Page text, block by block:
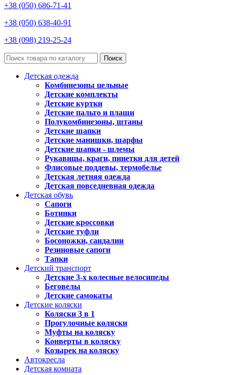
+38 (050) 686-71-41
+38 (050) 638-40-91
+38 (098) 219-25-24
Поиск
Детская одежда
Комбинезоны цельные
Детские комплекты
Детские куртки
Детские пальто и плащи
Полукомбинезоны, штаны
Детские шапки
Детские манишки, шарфы
Детские шапки - шлемы
Рукавицы, краги, пинетки для детей
Флисовые поддевы, термобелье
Детская летняя одежда
Детская повседневная одежда
Детская обувь
Сапоги
Ботинки
Детские кроссовки
Детские туфли
Босоножки, сандалии
Резиновые сапоги
Тапки
Детский транспорт
Детские 3-х колесные велосипеды
Беговелы
Детские самокаты
Детские коляски
Коляски 3 в 1
Прогулочные коляски
Муфты на коляску
Конверты в коляску
Козырек на коляску
Автокресла
Детская комната